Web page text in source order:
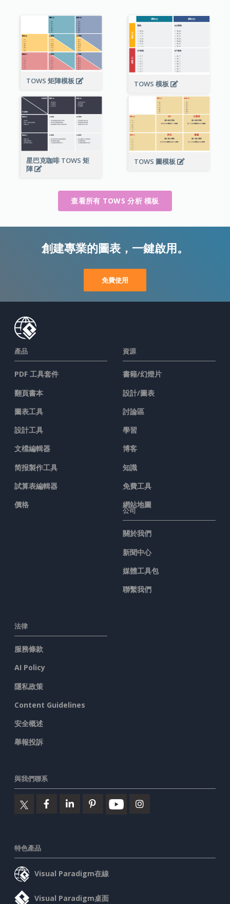
TOWS 矩陣模板 TOWS 模板
星巴克咖啡 TOWS 矩
陣
TOWS 圖模板
查看所有 TOWS 分析 模板
創建專業的圖表，一鍵啟用。
免費使用
產品
PDF 工具套件
翻頁書本
圖表工具
設計工具
文檔編輯器
简报製作工具
試算表編輯器
價格
資源
書籍/幻燈片
設計/圖表
討論區
學習
博客
知識
免費工具
網站地圖
公司
關於我們
新聞中心
媒體工具包
聯繫我們
法律
服務條款
AI Policy
隱私政策
Content Guidelines
安全概述
舉報投訴
與我們聯系
特色產品
Visual Paradigm在線
Visual Paradigm桌面